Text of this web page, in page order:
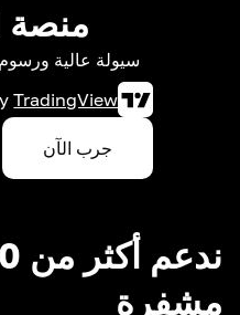
منصة
سيولة عالية ورسوم تبدأ
TradingView
جرب الآن
مشفرة